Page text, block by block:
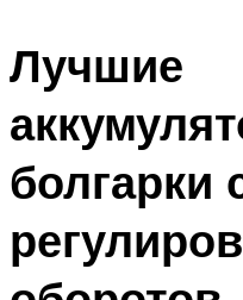
Лучшие
болгарки